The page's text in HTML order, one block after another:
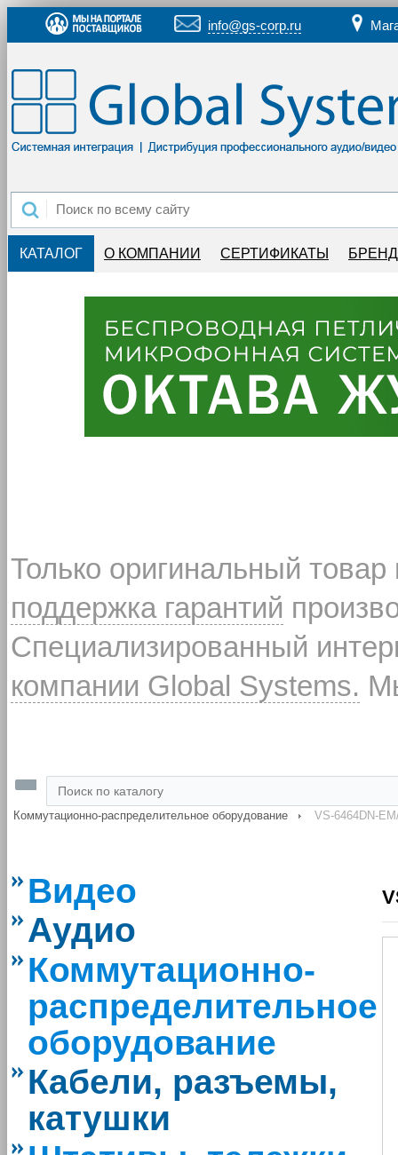
info@gs-corp.ru
КАТАЛОГ О КОМПАНИИ СЕРТИФИКАТЫ
Только оригинальный
поддержка гарантий
Специализированный
компании Global Systems.
Коммутационно-распределительное оборудование VS-6464DN-
Видео
Аудио
Коммутационно-
распределительное
оборудование
Кабели, разъемы,
катушки